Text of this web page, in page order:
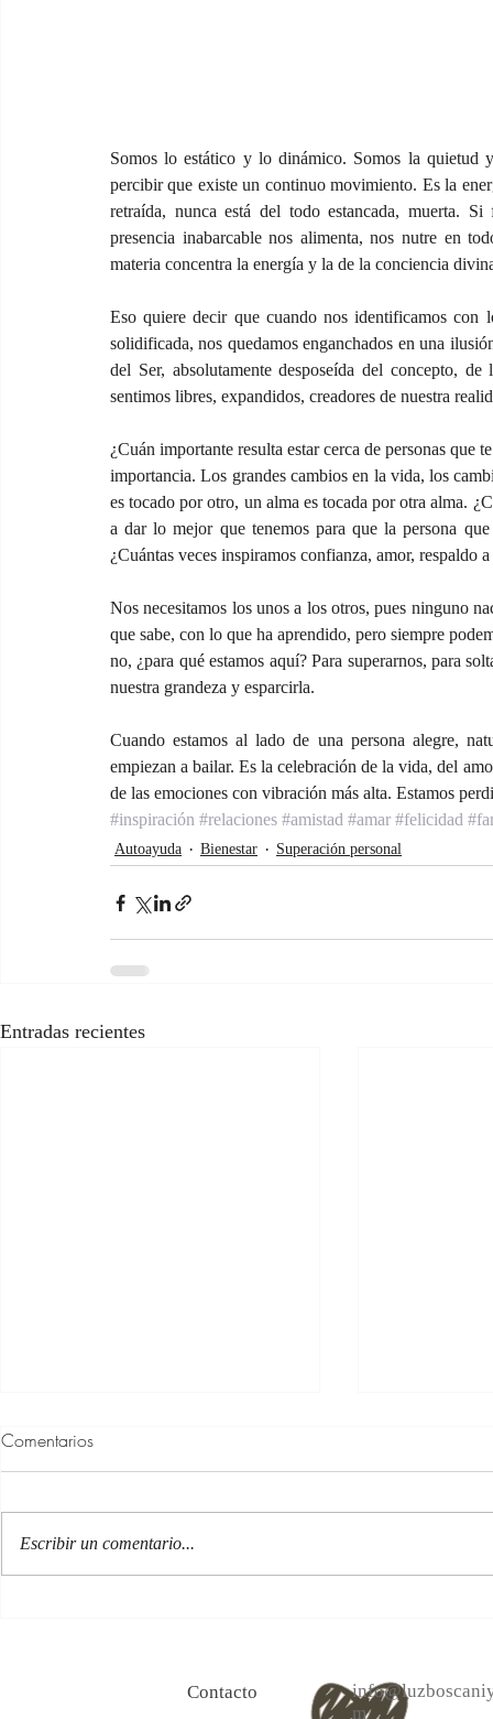
Somos lo estático y lo dinámico. Somos la quietud
percibir que existe un continuo movimiento. Es la
retraída, nunca está del todo estancada, muerta.
presencia inabarcable nos alimenta, nos nutre en
materia concentra la energía y la de la conciencia
Eso quiere decir que cuando nos identificamos con
solidificada, nos quedamos enganchados en una
del Ser, absolutamente desposeída del concepto,
sentimos libres, expandidos, creadores de nuestra
¿Cuán importante resulta estar cerca de personas
importancia. Los grandes cambios en la vida, los
es tocado por otro, un alma es tocada por otra alma.
a dar lo mejor que tenemos para que la persona
¿Cuántas veces inspiramos confianza, amor, respaldo
Nos necesitamos los unos a los otros, pues ninguno
que sabe, con lo que ha aprendido, pero siempre
no, ¿para qué estamos aquí? Para superarnos, para
nuestra grandeza y esparcirla.
Cuando estamos al lado de una persona alegre,
empiezan a bailar. Es la celebración de la vida, del
de las emociones con vibración más alta. Estamos
#inspiración #relaciones #amistad #amar #felicidad
Autoayuda Bienestar Superación personal
Entradas recientes
Comentarios
Escribir un comentario...
Contacto
m